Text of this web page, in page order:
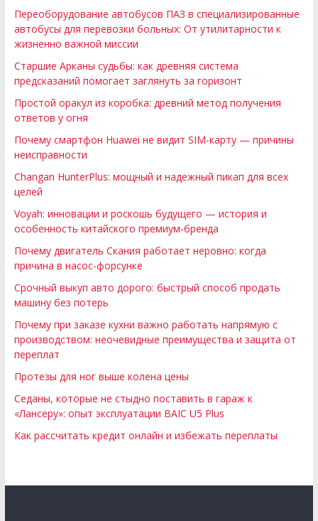
Переоборудование автобусов ПАЗ в специализированные
автобусы для перевозки больных: От утилитарности к
жизненно важной миссии
Старшие Арканы судьбы: как древняя система
предсказаний помогает заглянуть за горизонт
Простой оракул из коробка: древний метод получения
ответов у огня
Почему смартфон Huawei не видит SIM-карту — причины
неисправности
Changan HunterPlus: мощный и надежный пикап для всех
целей
Voyah: инновации и роскошь будущего — история и
особенность китайского премиум-бренда
Почему двигатель Скания работает неровно: когда
причина в насос-форсунке
Срочный выкуп авто дорого: быстрый способ продать
машину без потерь
Почему при заказе кухни важно работать напрямую с
производством: неочевидные преимущества и защита от
переплат
Протезы для ног выше колена цены
Седаны, которые не стыдно поставить в гараж к
«Лансеру»: опыт эксплуатации BAIC U5 Plus
Как рассчитать кредит онлайн и избежать переплаты